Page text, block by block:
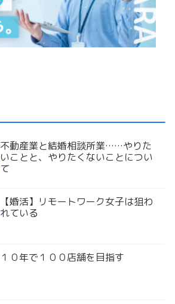
不動産業と結婚相談所業……やりた
いことと、やりたくないことについ
て
【婚活】リモートワーク女子は狙わ
れている
１０年で１００店舗を目指す